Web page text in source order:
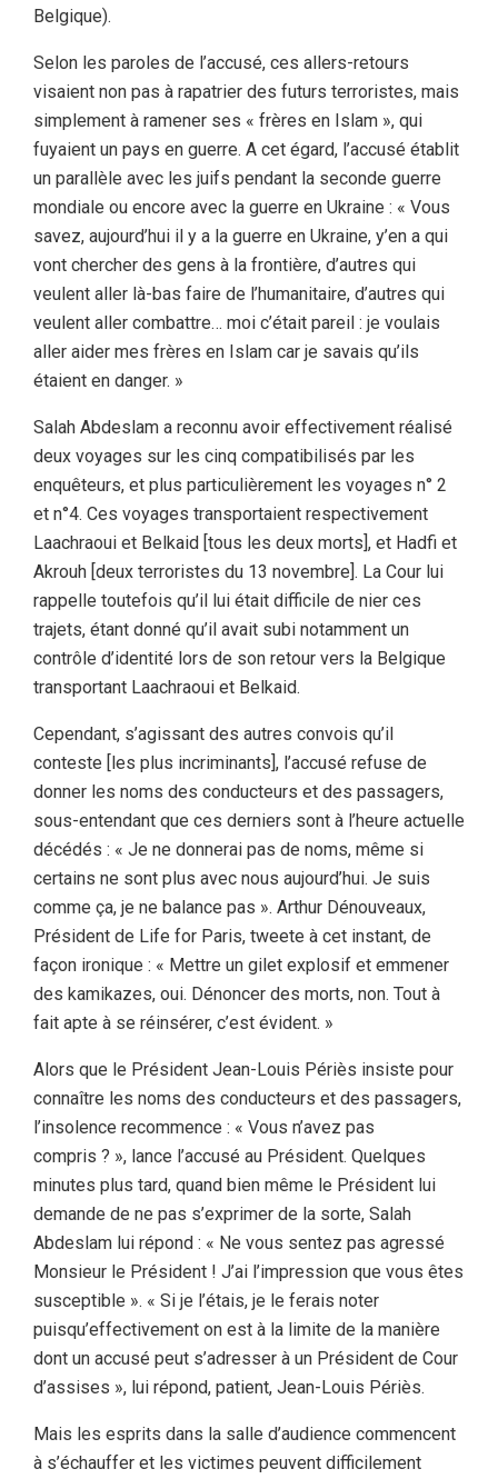
Belgique).
Selon les paroles de l’accusé, ces allers-retours
visaient non pas à rapatrier des futurs terroristes, mais
simplement à ramener ses « frères en Islam », qui
fuyaient un pays en guerre. A cet égard, l’accusé établit
un parallèle avec les juifs pendant la seconde guerre
mondiale ou encore avec la guerre en Ukraine : « Vous
savez, aujourd’hui il y a la guerre en Ukraine, y’en a qui
vont chercher des gens à la frontière, d’autres qui
veulent aller là-bas faire de l’humanitaire, d’autres qui
veulent aller combattre… moi c’était pareil : je voulais
aller aider mes frères en Islam car je savais qu’ils
étaient en danger. »
Salah Abdeslam a reconnu avoir effectivement réalisé
deux voyages sur les cinq compatibilisés par les
enquêteurs, et plus particulièrement les voyages n° 2
et n°4. Ces voyages transportaient respectivement
Laachraoui et Belkaid [tous les deux morts], et Hadfi et
Akrouh [deux terroristes du 13 novembre]. La Cour lui
rappelle toutefois qu’il lui était difficile de nier ces
trajets, étant donné qu’il avait subi notamment un
contrôle d’identité lors de son retour vers la Belgique
transportant Laachraoui et Belkaid.
Cependant, s’agissant des autres convois qu’il
conteste [les plus incriminants], l’accusé refuse de
donner les noms des conducteurs et des passagers,
sous-entendant que ces derniers sont à l’heure actuelle
décédés : « Je ne donnerai pas de noms, même si
certains ne sont plus avec nous aujourd’hui. Je suis
comme ça, je ne balance pas ». Arthur Dénouveaux,
Président de Life for Paris, tweete à cet instant, de
façon ironique : « Mettre un gilet explosif et emmener
des kamikazes, oui. Dénoncer des morts, non. Tout à
fait apte à se réinsérer, c’est évident. »
Alors que le Président Jean-Louis Périès insiste pour
connaître les noms des conducteurs et des passagers,
l’insolence recommence : « Vous n’avez pas
compris ? », lance l’accusé au Président. Quelques
minutes plus tard, quand bien même le Président lui
demande de ne pas s’exprimer de la sorte, Salah
Abdeslam lui répond : « Ne vous sentez pas agressé
Monsieur le Président ! J’ai l’impression que vous êtes
susceptible ». « Si je l’étais, je le ferais noter
puisqu’effectivement on est à la limite de la manière
dont un accusé peut s’adresser à un Président de Cour
d’assises », lui répond, patient, Jean-Louis Périès.
Mais les esprits dans la salle d’audience commencent
à s’échauffer et les victimes peuvent difficilement